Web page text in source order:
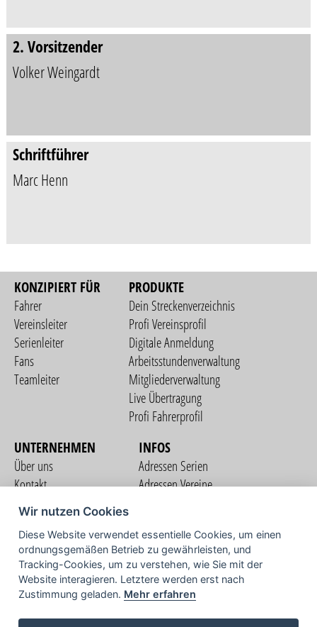
2. Vorsitzender
Volker Weingardt
Schriftführer
Marc Henn
KONZIPIERT FÜR
Fahrer
Vereinsleiter
Serienleiter
Fans
Teamleiter
PRODUKTE
Dein Streckenverzeichnis
Profi Vereinsprofil
Digitale Anmeldung
Arbeitsstundenverwaltung
Mitgliederverwaltung
Live Übertragung
Profi Fahrerprofil
UNTERNEHMEN
Über uns
Kontakt
Nutzungsbedingungen
Datenschutzerklärung
Impressum
INFOS
Adressen Serien
Adressen Vereine
COMMUNITY
TV
Wir nutzen Cookies
Diese Website verwendet essentielle Cookies, um einen
ordnungsgemäßen Betrieb zu gewährleisten, und
Tracking-Cookies, um zu verstehen, wie Sie mit der
Website interagieren. Letztere werden erst nach
Zustimmung geladen. Mehr erfahren